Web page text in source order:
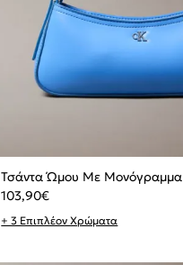
Τσάντα Ώμου Με Μονόγραμμα
103,90€
+ 3 Επιπλέον Χρώματα